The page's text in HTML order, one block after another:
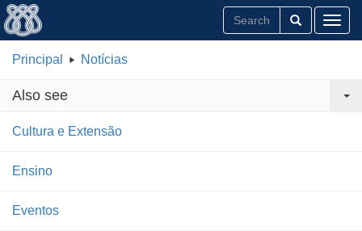
Principal Notícias
Also see
Cultura e Extensão
Ensino
Eventos